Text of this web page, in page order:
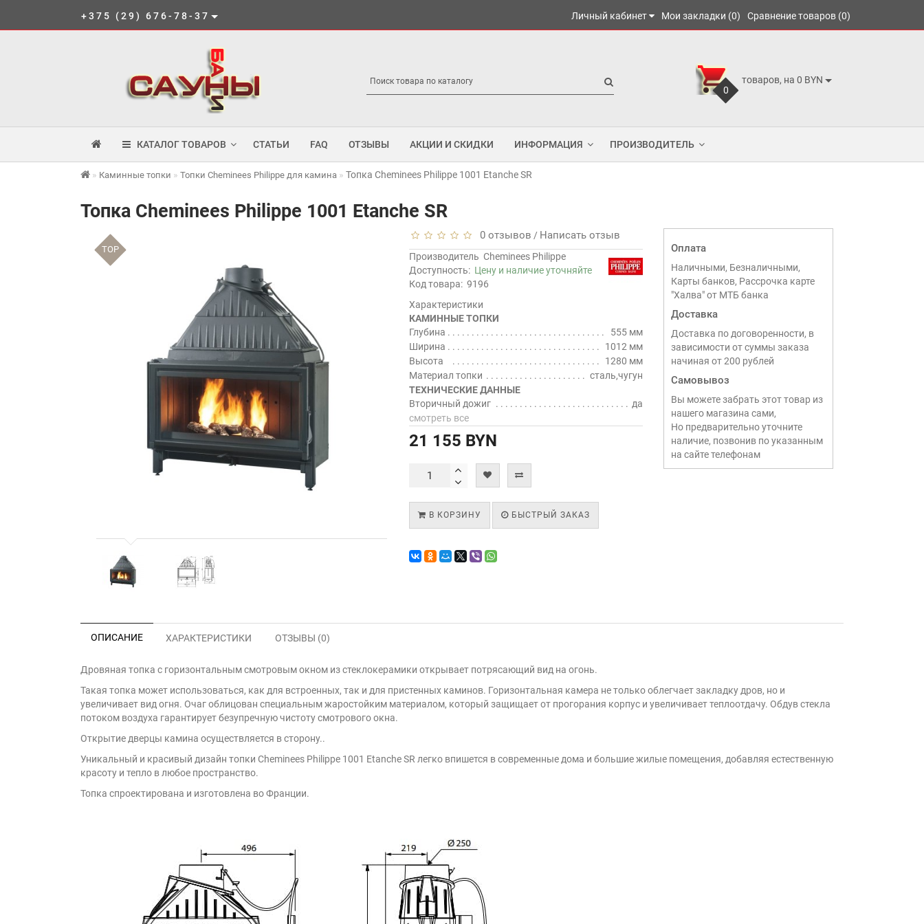
+375 (29) 676-78-37 Личный кабинет Мои закладки (0) Сравнение товаров (0)
0
товаров, на 0 BYN
КАТАЛОГ ТОВАРОВ СТАТЬИ FAQ ОТЗЫВЫ АКЦИИ И СКИДКИ ИНФОРМАЦИЯ ПРОИЗВОДИТЕЛЬ
Каминные топки Топки Cheminees Philippe для камина Топка Cheminees Philippe 1001 Etanche SR
Топка Cheminees Philippe 1001 Etanche SR
TOP
0 отзывов / Написать отзыв
Производитель Cheminees Philippe
Доступность: Цену и наличие уточняйте
Код товара: 9196
Характеристики
КАМИННЫЕ ТОПКИ
Глубина
555 мм
Ширина
1012 мм
Высота
1280 мм
Материал топки
сталь,чугун
ТЕХНИЧЕСКИЕ ДАННЫЕ
Вторичный дожиг
да
смотреть все
21 155 BYN
В КОРЗИНУ БЫСТРЫЙ ЗАКАЗ
Оплата
Наличными, Безналичными,
Карты банков, Рассрочка карте
"Халва" от МТБ банка
Доставка
Доставка по договоренности, в
зависимости от суммы заказа
начиная от 200 рублей
Самовывоз
Вы можете забрать этот товар из
нашего магазина сами,
Но предварительно уточните
наличие, позвонив по указанным
на сайте телефонам
ОПИСАНИЕ ХАРАКТЕРИСТИКИ ОТЗЫВЫ (0)
Дровяная топка с горизонтальным смотровым окном из стеклокерамики открывает потрясающий вид на огонь.
Такая топка может использоваться, как для встроенных, так и для пристенных каминов. Горизонтальная камера не только облегчает закладку дров, но и
увеличивает вид огня. Очаг облицован специальным жаростойким материалом, который защищает от прогорания корпус и увеличивает теплоотдачу. Обдув стекла
потоком воздуха гарантирует безупречную чистоту смотрового окна.
Открытие дверцы камина осуществляется в сторону..
Уникальный и красивый дизайн топки Cheminees Philippe 1001 Etanche SR легко впишется в современные дома и большие жилые помещения, добавляя естественную
красоту и тепло в любое пространство.
Топка спроектирована и изготовлена во Франции.